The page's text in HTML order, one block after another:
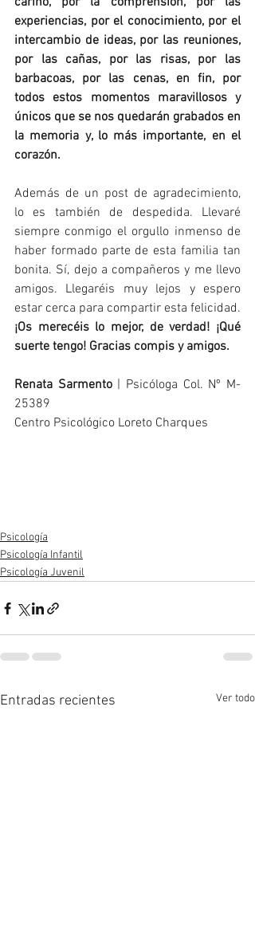
experiencias, por el conocimiento, por el
intercambio de ideas, por las reuniones,
por las cañas, por las risas, por las
barbacoas, por las cenas, en fin, por
todos estos momentos maravillosos y
únicos que se nos quedarán grabados en
la memoria y, lo más importante, en el
corazón.
Además de un post de agradecimiento,
lo es también de despedida. Llevaré
siempre conmigo el orgullo inmenso de
haber formado parte de esta familia tan
bonita. Sí, dejo a compañeros y me llevo
amigos. Llegaréis muy lejos y espero
¡Os merecéis lo mejor, de verdad! ¡Qué
suerte tengo! Gracias compis y amigos.
Renata Sarmento | Psicóloga Col. Nº M-
25389
Centro Psicológico Loreto Charques
Psicología
Psicología Infantil
Psicología Juvenil
Entradas recientes Ver todo